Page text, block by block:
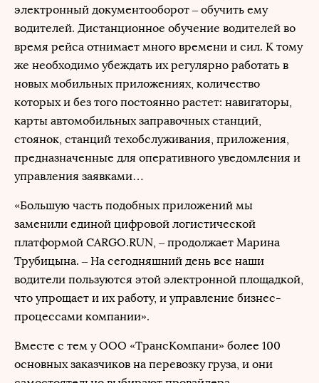
электронный документооборот – обучить ему
водителей. Дистанционное обучение водителей во
время рейса отнимает много времени и сил. К тому
же необходимо убеждать их регулярно работать в
новых мобильных приложениях, количество
которых и без того постоянно растет: навигаторы,
карты автомобильных заправочных станций,
стоянок, станций техобслуживания, приложения,
предназначенные для оперативного уведомления и
управления заявками…
«Большую часть подобных приложений мы
заменили единой цифровой логистической
платформой CARGO.RUN, ‒ продолжает Марина
Трубицына. – На сегодняшний день все наши
водители пользуются этой электронной площадкой,
что упрощает и их работу, и управление бизнес-
процессами компании».
Вместе с тем у ООО «ТрансКомпани» более 100
основных заказчиков на перевозку груза, и они